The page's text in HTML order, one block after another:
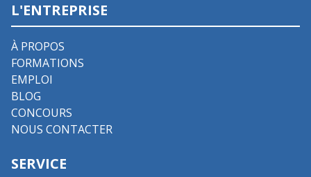
L'ENTREPRISE
À PROPOS
FORMATIONS
EMPLOI
BLOG
CONCOURS
NOUS CONTACTER
SERVICE